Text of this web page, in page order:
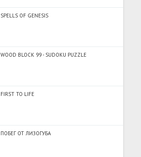
SPELLS OF GENESIS
WOOD BLOCK 99 - SUDOKU PUZZLE
FIRST TO LIFE
ПОБЕГ ОТ ЛИЗОГУБА